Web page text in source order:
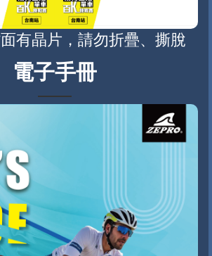
有晶片，請勿折疊、撕脫
電子手冊